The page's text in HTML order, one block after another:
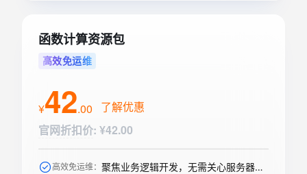
函数计算资源包
高效免运维
¥42.00
了解优惠
官网折扣价: ¥42.00
高效免运维： 聚焦业务逻辑开发，无需关心服务器购买等运维操作